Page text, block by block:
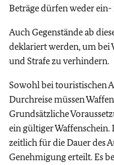
Beträge dürfen weder
Auch Gegenstände ab
deklariert werden, um bei
und Strafe zu verhindern.
Sowohl bei touristischen
Durchreise müssenWaffen
Grundsätzliche
ein gültiger
zeitlich für die Dauer des
Genehmigung erteilt. Es